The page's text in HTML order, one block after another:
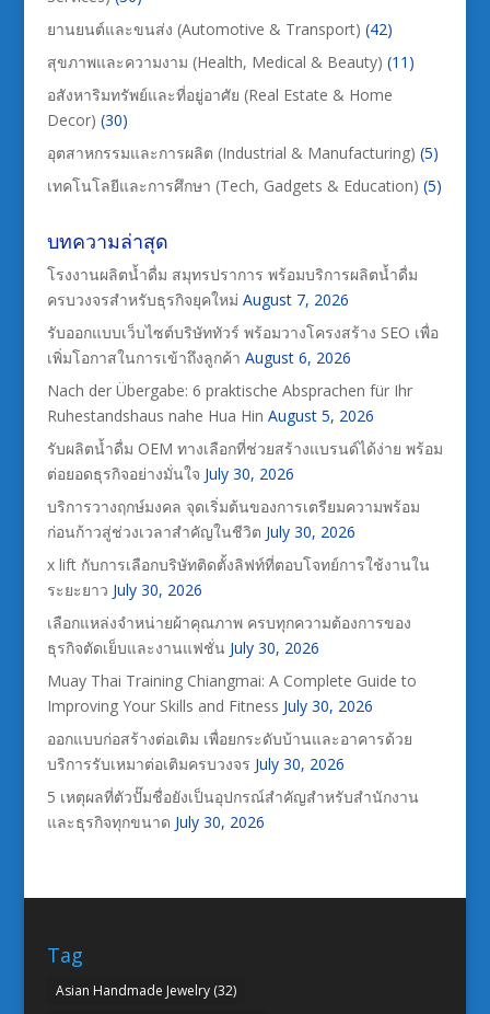
ยานยนต์และขนส่ง (Automotive & Transport) (42)
สุขภาพและความงาม (Health, Medical & Beauty) (11)
อสังหาริมทรัพย์และที่อยู่อาศัย (Real Estate & Home
Decor) (30)
อุตสาหกรรมและการผลิต (Industrial & Manufacturing) (5)
เทคโนโลยีและการศึกษา (Tech, Gadgets & Education) (5)
บทความล่าสุด
โรงงานผลิตน้ำดื่ม สมุทรปราการ พร้อมบริการผลิตน้ำดื่ม
ครบวงจรสำหรับธุรกิจยุคใหม่ August 7, 2026
รับออกแบบเว็บไซต์บริษัททัวร์ พร้อมวางโครงสร้าง SEO เพื่อ
เพิ่มโอกาสในการเข้าถึงลูกค้า August 6, 2026
Nach der Übergabe: 6 praktische Absprachen für Ihr
Ruhestandshaus nahe Hua Hin August 5, 2026
รับผลิตน้ำดื่ม OEM ทางเลือกที่ช่วยสร้างแบรนด์ได้ง่าย พร้อม
ต่อยอดธุรกิจอย่างมั่นใจ July 30, 2026
บริการวางฤกษ์มงคล จุดเริ่มต้นของการเตรียมความพร้อม
ก่อนก้าวสู่ช่วงเวลาสำคัญในชีวิต July 30, 2026
x lift กับการเลือกบริษัทติดตั้งลิฟท์ที่ตอบโจทย์การใช้งานใน
ระยะยาว July 30, 2026
เลือกแหล่งจำหน่ายผ้าคุณภาพ ครบทุกความต้องการของ
ธุรกิจตัดเย็บและงานแฟชั่น July 30, 2026
Muay Thai Training Chiangmai: A Complete Guide to
Improving Your Skills and Fitness July 30, 2026
ออกแบบก่อสร้างต่อเติม เพื่อยกระดับบ้านและอาคารด้วย
บริการรับเหมาต่อเติมครบวงจร July 30, 2026
5 เหตุผลที่ตัวปั๊มชื่อยังเป็นอุปกรณ์สำคัญสำหรับสำนักงาน
และธุรกิจทุกขนาด July 30, 2026
Tag
Asian Handmade Jewelry(32)